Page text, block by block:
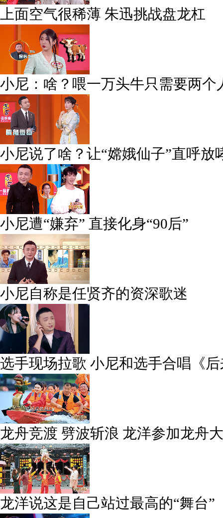
上面空气很稀薄 朱迅挑战盘龙杠
小尼：啥？喂一万头牛只需要两个
小尼说了啥？让“嫦娥仙子”直呼放
小尼遭“嫌弃” 直接化身“90后”
小尼自称是任贤齐的资深歌迷
选手现场拉歌 小尼和选手合唱《
龙舟竞渡 劈波斩浪 龙洋参加龙舟
龙洋说这是自己站过最高的“舞台”